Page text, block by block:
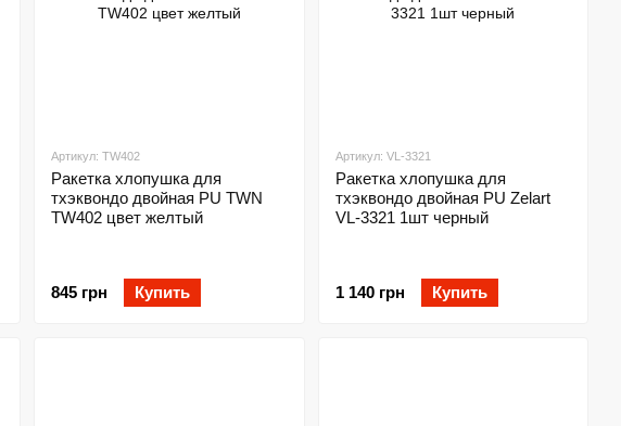
Артикул: TW402
Ракетка хлопушка для
тхэквондо двойная PU TWN
TW402 цвет желтый
845 грн Купить
Артикул: VL-3321
Ракетка хлопушка для
тхэквондо двойная PU Zelart
VL-3321 1шт черный
1 140 грн Купить